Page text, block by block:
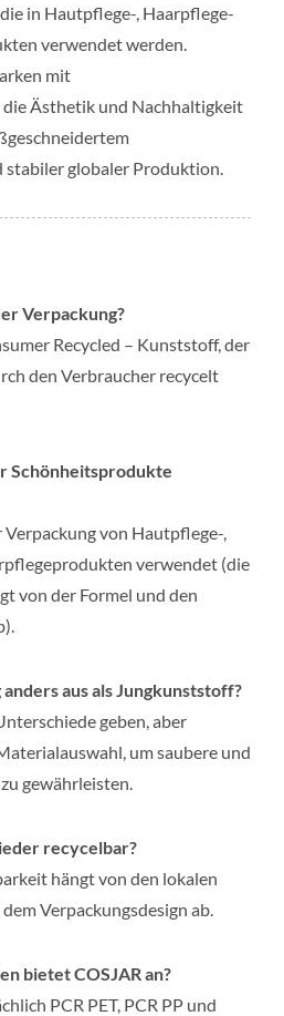
in Hautpflege-, Haarpflege-
verwendet werden.
mit
Ästhetik und Nachhaltigkeit
stabiler globaler Produktion.
Verpackung?
Recycled – Kunststoff, der
den Verbraucher recycelt
Schönheitsprodukte
Verpackung von Hautpflege-,
verwendet (die
von der Formel und den
aus als Jungkunststoff?
geben, aber
um saubere und
gewährleisten.
recycelbar?
hängt von den lokalen
Verpackungsdesign ab.
bietet COSJAR an?
PCR PET, PCR PP und